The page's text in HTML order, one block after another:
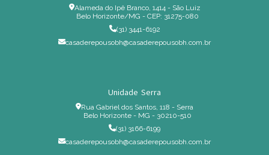
Alameda do Ipê Branco, 1414 - São Luiz
Belo Horizonte/MG - CEP: 31275-080
(31) 3441-6192
casaderepousobh@casaderepousobh.com.br
Unidade Serra
Rua Gabriel dos Santos, 118 - Serra
Belo Horizonte - MG - 30210-510
(31) 3166-6199
casaderepousobh@casaderepousobh.com.br